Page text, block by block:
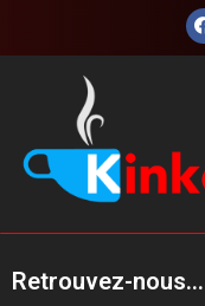
Retrouvez-nous...